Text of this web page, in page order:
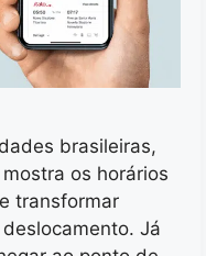
brasileiras,
os horários
transformar
Já